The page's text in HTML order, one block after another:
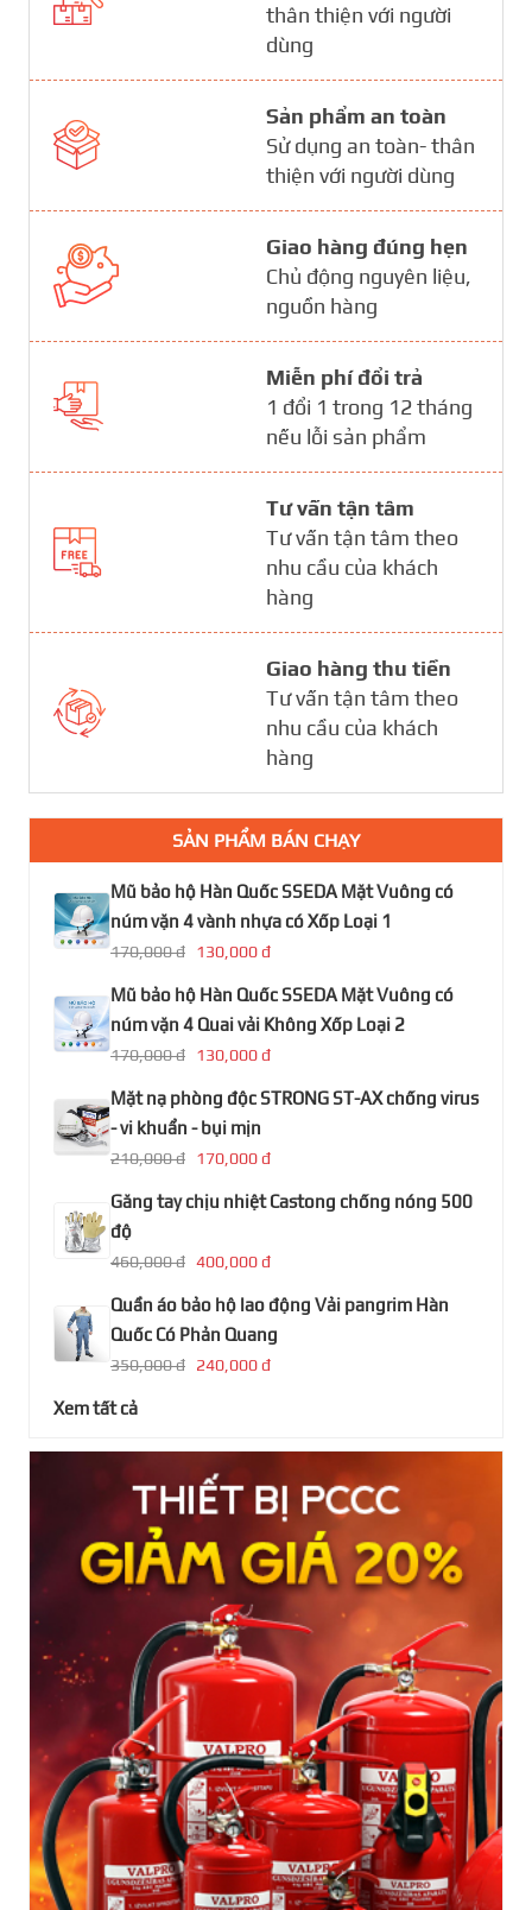
thân thiện với người
dùng
Sản phẩm an toàn
Sử dụng an toàn- thân
thiện với người dùng
Giao hàng đúng hẹn
Chủ động nguyên liệu,
nguồn hàng
Miễn phí đổi trả
1 đổi 1 trong 12 tháng
nếu lỗi sản phẩm
Tư vấn tận tâm
Tư vấn tận tâm theo
nhu cầu của khách
hàng
Giao hàng thu tiền
Tư vấn tận tâm theo
nhu cầu của khách
hàng
SẢN PHẨM BÁN CHẠY
Mũ bảo hộ Hàn Quốc SSEDA Mặt Vuông có
núm vặn 4 vành nhựa có Xốp Loại 1
170,000 đ 130,000 đ
Mũ bảo hộ Hàn Quốc SSEDA Mặt Vuông có
núm vặn 4 Quai vải Không Xốp Loại 2
170,000 đ 130,000 đ
Mặt nạ phòng độc STRONG ST-AX chống virus
- vi khuẩn - bụi mịn
210,000 đ 170,000 đ
Găng tay chịu nhiệt Castong chống nóng 500
độ
460,000 đ 400,000 đ
Quần áo bảo hộ lao động Vải pangrim Hàn
Quốc Có Phản Quang
350,000 đ 240,000 đ
Xem tất cả